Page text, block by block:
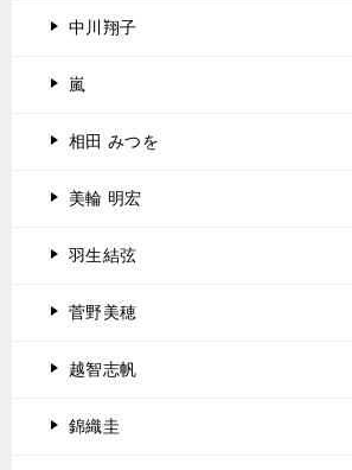
中川翔子
嵐
相田 みつを
美輪 明宏
羽生結弦
菅野美穂
越智志帆
錦織圭